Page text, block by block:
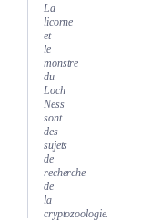
La
licorne
et
le
monstre
du
Loch
Ness
sont
des
sujets
de
recherche
de
la
cryptozoologie.